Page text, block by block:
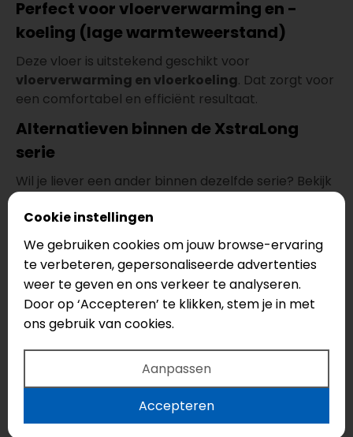
Perfect voor vloerverwarming en -
koeling (lage warmteweerstand)
Deze vloer is uitstekend geschikt voor
vloerverwarming en vloerkoeling. Dat zorgt voor
een comfortabel en efficiënt resultaat.
Alternatieven binnen de XstraLong
serie
Wil je liever een ander binnen dezelfde serie? Bekijk
Therdex XstraLong 18070
Therdex XstraLong 18090
Snel online te bestellen met gratis
snijverlies
Deze vloer issnel online te bestellen
veilig af en regelt je vloer eenvoudig vanuit huis.
35 m² of meer? Dan ontvang je standaard
gratis 5% snijverlies. Zo heb je direct voldoende
extra marge voor zaag- en snijwerk en voorkom je
onnodige tekorten tijdens het leggen.
Cookie instellingen
We gebruiken cookies om jouw browse-ervaring
te verbeteren, gepersonaliseerde advertenties
weer te geven en ons verkeer te analyseren.
Door op ‘Accepteren’ te klikken, stem je in met
ons gebruik van cookies.
Aanpassen
Accepteren